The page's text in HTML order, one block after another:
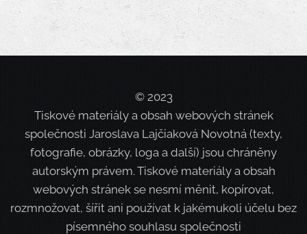
© 2023
Tiskové materiály a obsah webových stránek
společnosti Jaroslava Lajčiaková Novotná (texty,
fotografie, obrázky, loga a další) jsou chráněny
autorským právem. Tiskové materiály a obsah
webových stránek se nesmí měnit, kopírovat,
rozmnožovat, šířit ani používat k jakémukoli účelu bez
písemného souhlasu společnosti